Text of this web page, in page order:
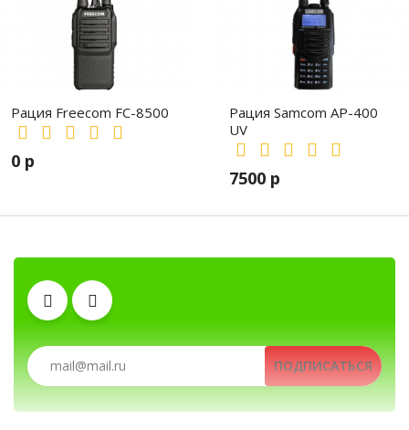
Рация Freecom FC-8500
0 р
Рация Samcom AP-400
UV
7500 р
Рации, радиостанции, рации для
Антенны
Рации, радиостанции, рации для охоты и
Гарнитуры
ПОДПИСАТЬСЯ